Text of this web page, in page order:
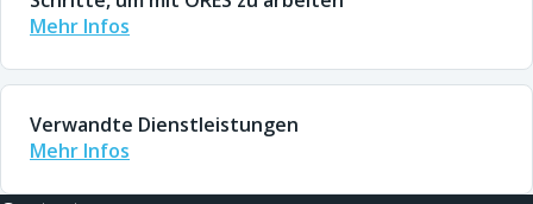
Mehr Infos
Verwandte Dienstleistungen
Mehr Infos